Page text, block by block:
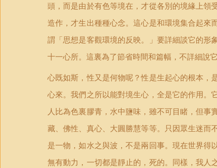
頭，而是由於有色等境在，才從各別的境緣上
造作，才生出種種心念。這心是和環境集合起
謂「思想是客觀環境的反映。」要詳細談它的
十一心所。這裏為了節省時間和篇幅，不詳細說
心既如斯，性又是何物呢？性是生起心的根本
心來。我們之所以能對境生心，全是它的作用
人比為色裏膠青，水中鹽味，雖不可目睹，但
藏、佛性、真心、大圓勝慧等等。只因眾生迷
是一物，如水之與波，不是兩回事。現在世界
無有動力，一切都是靜止的，死的。同樣，我